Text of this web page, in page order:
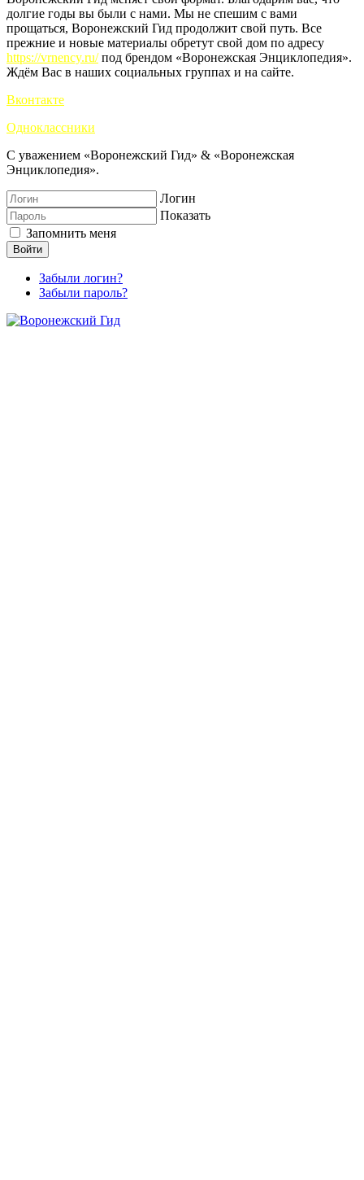
долгие годы вы были с нами. Мы не спешим с вами
прощаться, Воронежский Гид продолжит свой путь. Все
прежние и новые материалы обретут свой дом по адресу
https://vrnency.ru/под брендом «Воронежская Энциклопедия».
Ждём Вас в наших социальных группах и на сайте.
Вконтакте
Одноклассники
С уважением «Воронежский Гид» & «Воронежская
Энциклопедия».
Логин
Показать
Запомнить меня
Войти
Забыли логин?
Забыли пароль?